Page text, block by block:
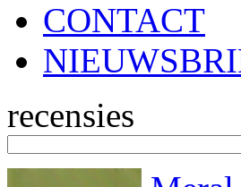
CONTACT
recensies